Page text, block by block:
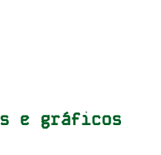
e gráficos